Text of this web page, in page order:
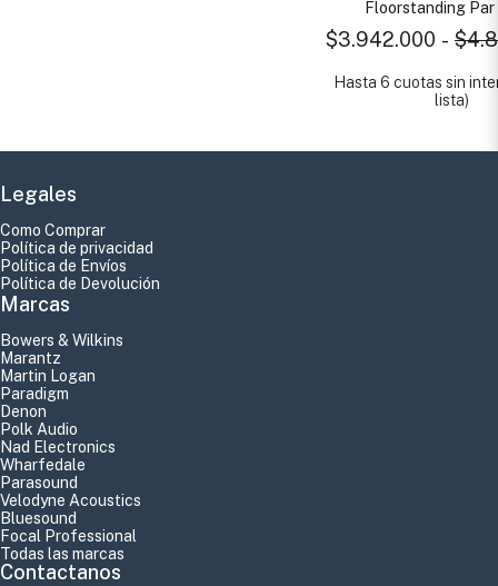
Floorstanding
$3.942.000 -
Hasta 6 cuotas sin
lista)
Legales
Como Comprar
Política de privacidad
Política de Envíos
Política de Devolución
Marcas
Bowers & Wilkins
Marantz
Martin Logan
Paradigm
Denon
Polk Audio
Nad Electronics
Wharfedale
Parasound
Velodyne Acoustics
Bluesound
Focal Professional
Todas las marcas
Contactanos